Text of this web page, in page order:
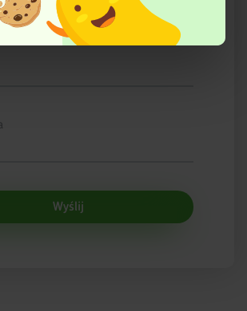
znajduje się w Polityce prywatności.
Wyślij